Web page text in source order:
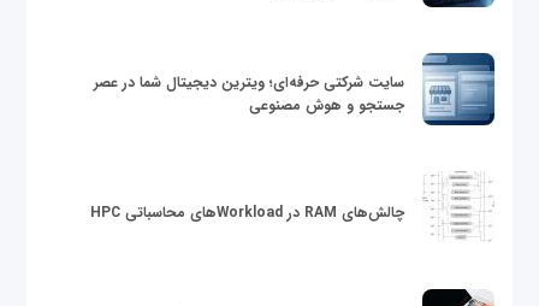
سایت شرکتی حرفه‌ای؛ ویترین دیجیتال شما در عصر
جستجو و هوش مصنوعی
چالش‌های RAM در Workloadهای محاسباتی HPC